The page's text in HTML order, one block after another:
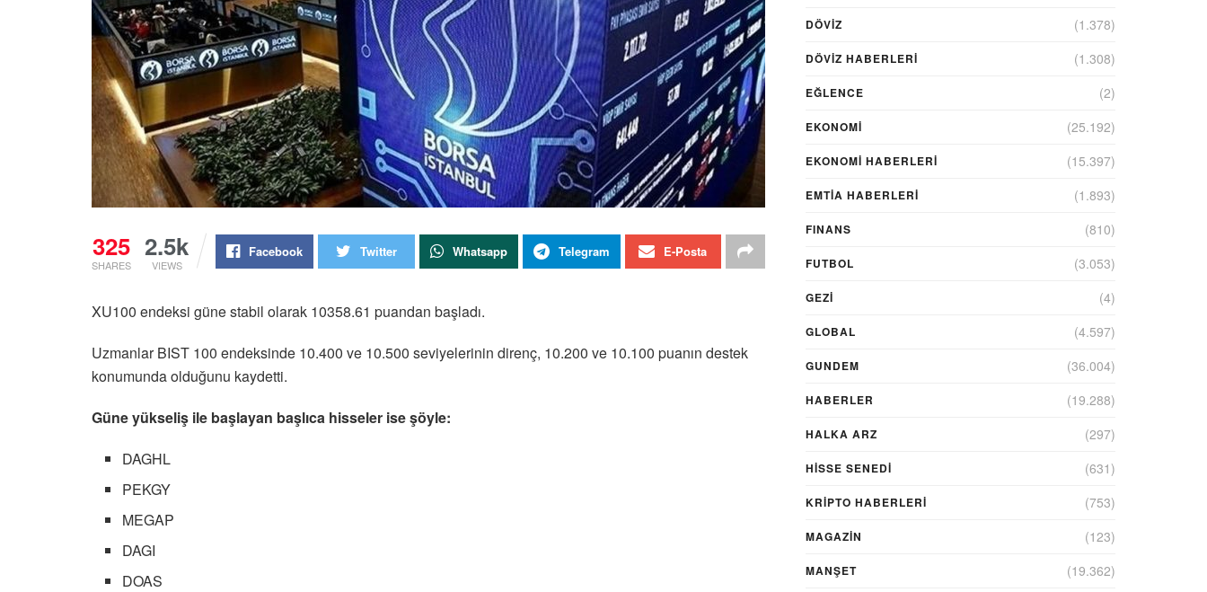
325
SHARES
2.5k
VIEWS
Facebook Twitter Whatsapp Telegram E-Posta
XU100 endeksi güne stabil olarak 10358.61 puandan başladı.
Uzmanlar BIST 100 endeksinde 10.400 ve 10.500 seviyelerinin direnç, 10.200 ve 10.100 puanın destek
konumunda olduğunu kaydetti.
Güne yükseliş ile başlayan başlıca hisseler ise şöyle:
DAGHL
PEKGY
MEGAP
DAGI
DOAS
DÖVİZ (1.378)
DÖVIZ HABERLERI (1.308)
EĞLENCE (2)
EKONOMİ (25.192)
EKONOMI HABERLERI (15.397)
EMTIA HABERLERI (1.893)
FINANS (810)
FUTBOL (3.053)
GEZI (4)
GLOBAL (4.597)
GUNDEM (36.004)
HABERLER (19.288)
HALKA ARZ (297)
HİSSE SENEDİ (631)
KRIPTO HABERLERI (753)
MAGAZİN (123)
MANŞET (19.362)